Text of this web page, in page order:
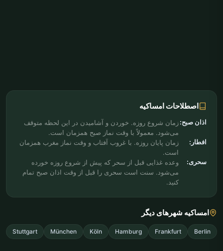
اصطلاحات امساکیه
اذان صبح:زمان شروع روزه. خوردن و آشامیدن در این لحظه متوقف
می‌شود. معمولاً با وقت نماز صبح همزمان است.
افطار:
زمان پایان روزه. با غروب آفتاب و وقت نماز مغرب همزمان
است.
سحری:
وعده غذایی قبل از سحر که پیش از شروع روزه خورده
می‌شود. سنت است سحری را قبل از وقت اذان صبح تمام
کنید.
امساکیه شهرهای دیگر
Berlin
Frankfurt
Hamburg
Köln
München
Stuttgart